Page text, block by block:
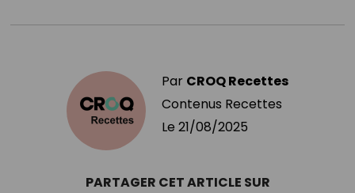
Par CROQ Recettes
Contenus Recettes
Le 21/08/2025
PARTAGER CET ARTICLE SUR